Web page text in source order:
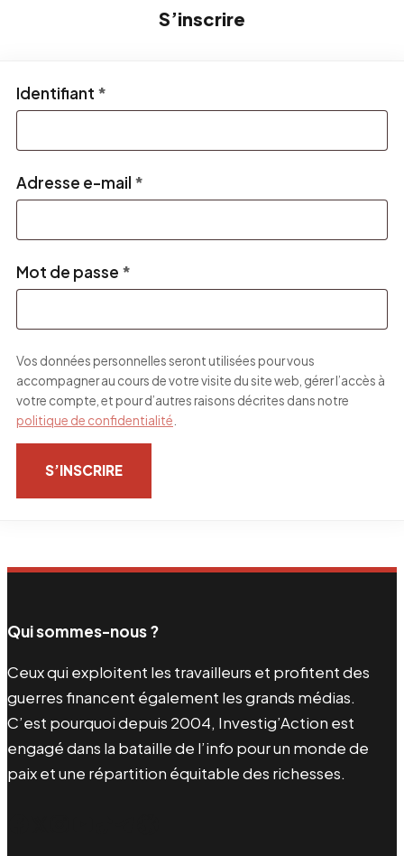
S’inscrire
Identifiant *
Adresse e-mail *
Mot de passe *
Vos données personnelles seront utilisées pour vous
accompagner au cours de votre visite du site web, gérer l’accès à
votre compte, et pour d’autres raisons décrites dans notre
politique de confidentialité
S’INSCRIRE
Qui sommes-nous ?
Ceux qui exploitent les travailleurs et profitent des
guerres financent également les grands médias.
C’est pourquoi depuis 2004, Investig’Action est
engagé dans la bataille de l’info pour un monde de
paix et une répartition équitable des richesses.